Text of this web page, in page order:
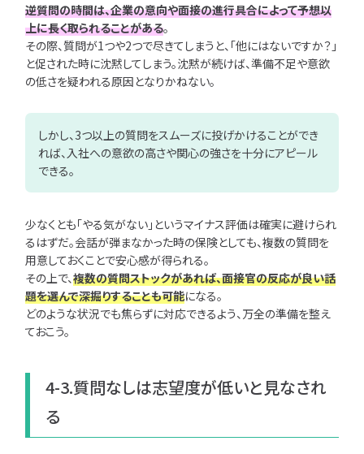
逆質問の時間は、企業の意向や面接の進行具合によって予想以
上に長く取られることがある。
その際、質問が1つや2つで尽きてしまうと、「他にはないですか？」
と促された時に沈黙してしまう。沈黙が続けば、準備不足や意欲
の低さを疑われる原因となりかねない。
しかし、3つ以上の質問をスムーズに投げかけることができ
れば、入社への意欲の高さや関心の強さを十分にアピール
できる。
少なくとも「やる気がない」というマイナス評価は確実に避けられ
るはずだ。会話が弾まなかった時の保険としても、複数の質問を
用意しておくことで安心感が得られる。
その上で、複数の質問ストックがあれば、面接官の反応が良い話
題を選んで深掘りすることも可能になる。
どのような状況でも焦らずに対応できるよう、万全の準備を整え
ておこう。
4-3.質問なしは志望度が低いと見なされ
る